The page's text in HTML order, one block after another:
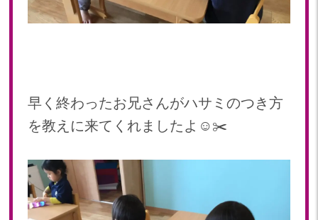
早く終わったお兄さんがハサミのつき方
を教えに来てくれましたよ☺️✂️